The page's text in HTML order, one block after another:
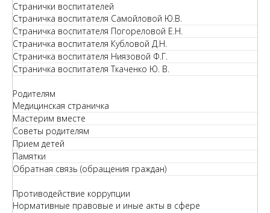
Странички воспитателей
Страничка воспитателя Самойловой Ю.В.
Страничка воспитателя Погореловой Е.Н.
Страничка воспитателя Кубловой Д.Н.
Страничка воспитателя Ниязовой Ф.Г.
Страничка воспитателя Ткаченко Ю. В.
Родителям
Медицинская страничка
Мастерим вместе
Советы родителям
Прием детей
Памятки
Обратная связь (обращения граждан)
Противодействие коррупции
Нормативные правовые и иные акты в сфере